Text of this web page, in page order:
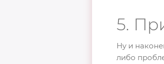
5.
Ну и
либо